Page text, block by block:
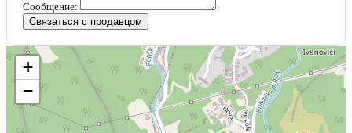
Сообщение:
Связаться с продавцом
+
−